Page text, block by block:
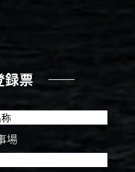
票 ――
場